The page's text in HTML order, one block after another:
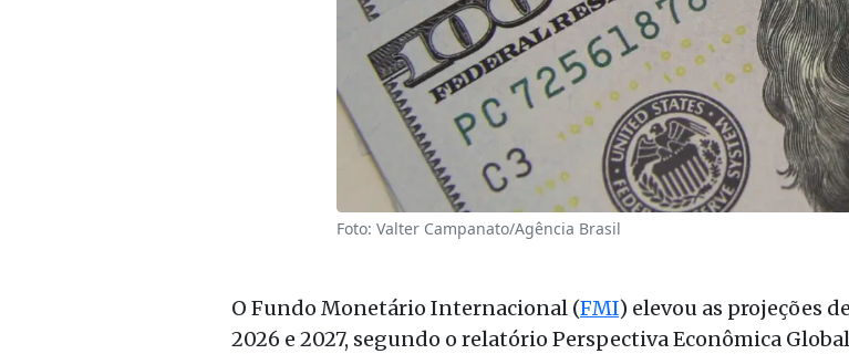
Foto: Valter Campanato/Agência Brasil
O Fundo Monetário Internacional (FMI) elevou as projeções
2026 e 2027, segundo o relatório Perspectiva Econômica